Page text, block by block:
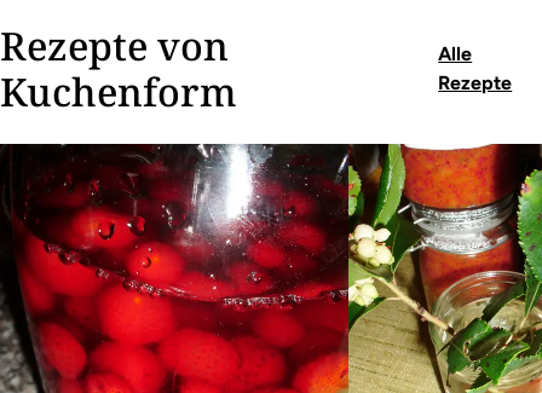
Rezepte von
Kuchenform
Alle
Rezepte